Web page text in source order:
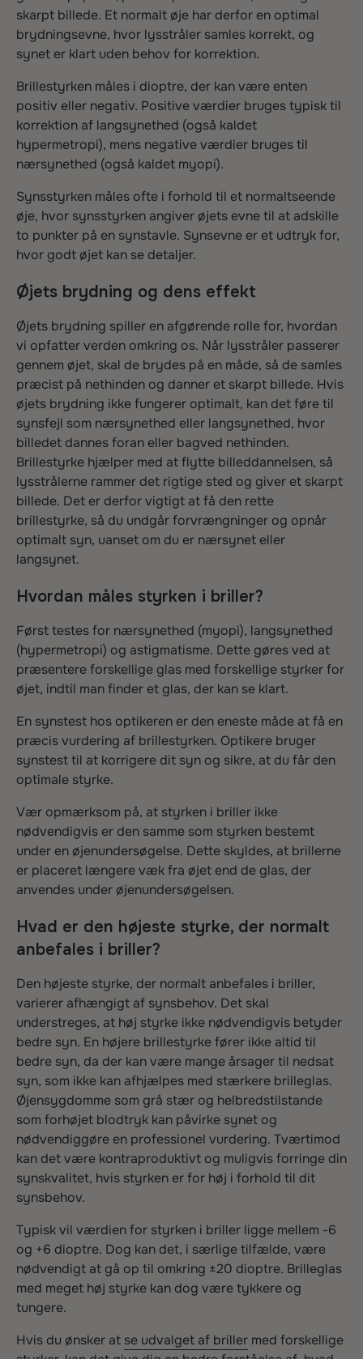
skarpt billede. Et normalt øje har derfor en optimal
brydningsevne, hvor lysstråler samles korrekt, og
synet er klart uden behov for korrektion.
Brillestyrken måles i dioptre, der kan være enten
positiv eller negativ. Positive værdier bruges typisk til
korrektion af langsynethed (også kaldet
hypermetropi), mens negative værdier bruges til
nærsynethed (også kaldet myopi).
Synsstyrken måles ofte i forhold til et normaltseende
øje, hvor synsstyrken angiver øjets evne til at adskille
to punkter på en synstavle. Synsevne er et udtryk for,
hvor godt øjet kan se detaljer.
Øjets brydning og dens effekt
Øjets brydning spiller en afgørende rolle for, hvordan
vi opfatter verden omkring os. Når lysstråler passerer
gennem øjet, skal de brydes på en måde, så de samles
præcist på nethinden og danner et skarpt billede. Hvis
øjets brydning ikke fungerer optimalt, kan det føre til
synsfejl som nærsynethed eller langsynethed, hvor
billedet dannes foran eller bagved nethinden.
Brillestyrke hjælper med at flytte billeddannelsen, så
lysstrålerne rammer det rigtige sted og giver et skarpt
billede. Det er derfor vigtigt at få den rette
brillestyrke, så du undgår forvrængninger og opnår
optimalt syn, uanset om du er nærsynet eller
langsynet.
Hvordan måles styrken i briller?
Først testes for nærsynethed (myopi), langsynethed
(hypermetropi) og astigmatisme. Dette gøres ved at
præsentere forskellige glas med forskellige styrker for
øjet, indtil man finder et glas, der kan se klart.
En synstest hos optikeren er den eneste måde at få en
præcis vurdering af brillestyrken. Optikere bruger
synstest til at korrigere dit syn og sikre, at du får den
optimale styrke.
Vær opmærksom på, at styrken i briller ikke
nødvendigvis er den samme som styrken bestemt
under en øjenundersøgelse. Dette skyldes, at brillerne
er placeret længere væk fra øjet end de glas, der
anvendes under øjenundersøgelsen.
Hvad er den højeste styrke, der normalt
anbefales i briller?
Den højeste styrke, der normalt anbefales i briller,
varierer afhængigt af synsbehov. Det skal
understreges, at høj styrke ikke nødvendigvis betyder
bedre syn. En højere brillestyrke fører ikke altid til
bedre syn, da der kan være mange årsager til nedsat
syn, som ikke kan afhjælpes med stærkere brilleglas.
Øjensygdomme som grå stær og helbredstilstande
som forhøjet blodtryk kan påvirke synet og
nødvendiggøre en professionel vurdering. Tværtimod
kan det være kontraproduktivt og muligvis forringe din
synskvalitet, hvis styrken er for høj i forhold til dit
synsbehov.
Typisk vil værdien for styrken i briller ligge mellem -6
og +6 dioptre. Dog kan det, i særlige tilfælde, være
nødvendigt at gå op til omkring ±20 dioptre. Brilleglas
med meget høj styrke kan dog være tykkere og
tungere.
Hvis du ønsker at se udvalget af briller med forskellige